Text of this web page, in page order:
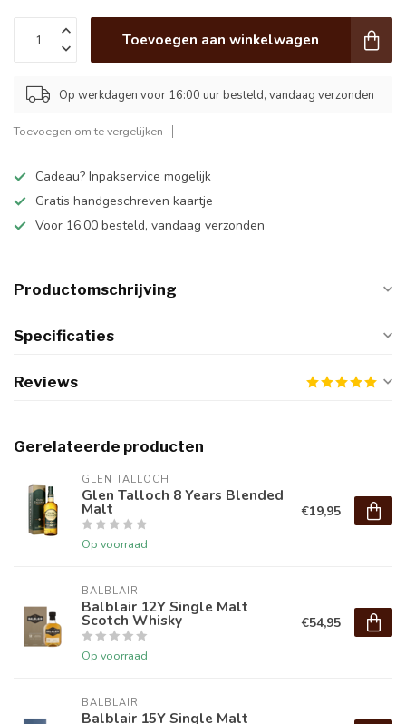
Toevoegen aan winkelwagen
Op werkdagen voor 16:00 uur besteld, vandaag verzonden
Toevoegen om te vergelijken
Cadeau? Inpakservice mogelijk
Gratis handgeschreven kaartje
Voor 16:00 besteld, vandaag verzonden
Productomschrijving
Specificaties
Reviews
Gerelateerde producten
GLEN TALLOCH
Glen Talloch 8 Years Blended
Malt
Op voorraad
€19,95
BALBLAIR
Balblair 12Y Single Malt
Scotch Whisky
Op voorraad
€54,95
BALBLAIR
Balblair 15Y Single Malt